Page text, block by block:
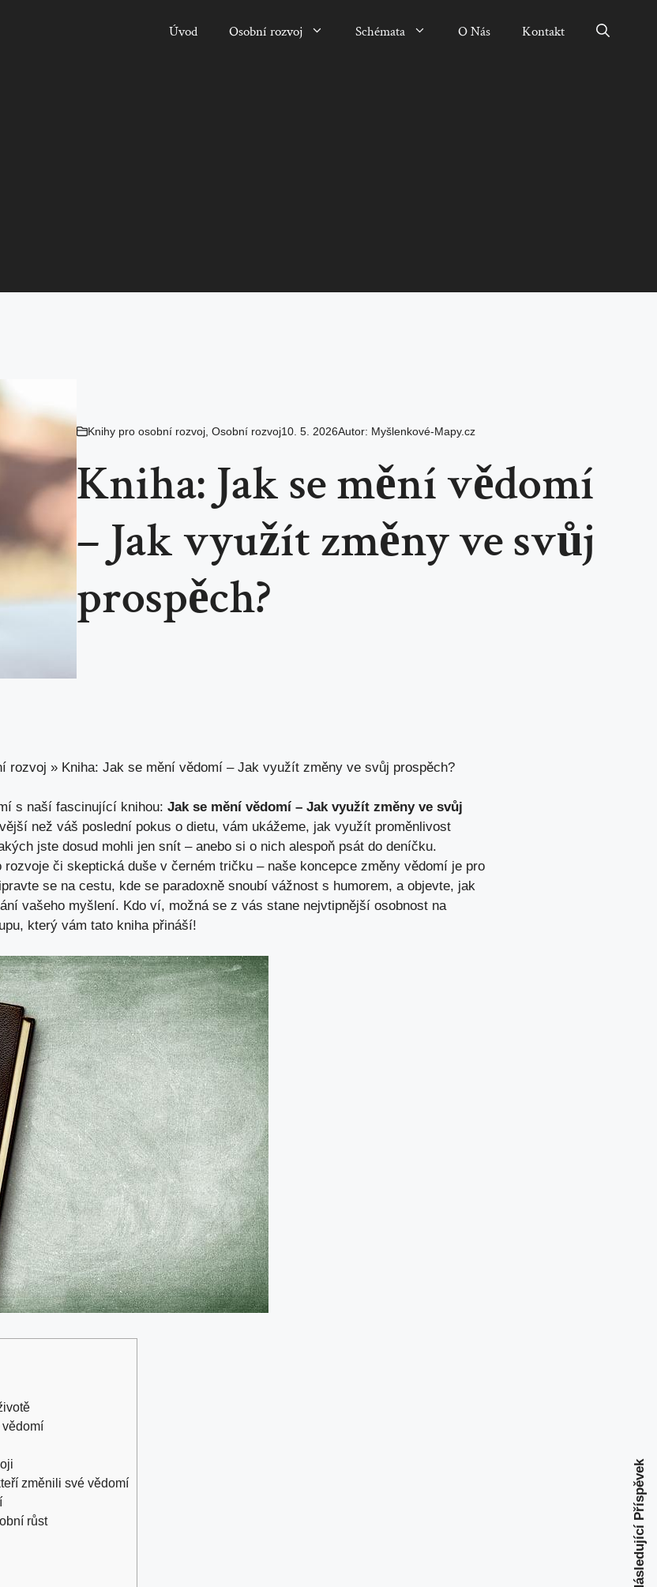
Úvod Osobní rozvoj Schémata O Nás Kontakt
Knihy pro osobní rozvoj, Osobní rozvoj10. 5. 2026Autor: Myšlenkové-Mapy.cz
Kniha: Jak se mění vědomí
– Jak využít změny ve svůj
prospěch?
rozvoj » Kniha: Jak se mění vědomí – Jak využít změny ve svůj prospěch?
s naší fascinující knihou: Jak se mění vědomí – Jak využít změny ve svůj
než váš poslední pokus o dietu, vám ukážeme, jak využít proměnlivost
jste dosud mohli jen snít – anebo si o nich alespoň psát do deníčku.
či skeptická duše v černém tričku – naše koncepce změny vědomí je pro
se na cestu, kde se paradoxně snoubí vážnost s humorem, a objevte, jak
vašeho myšlení. Kdo ví, možná se z vás stane nejvtipnější osobnost na
který vám tato kniha přináší!
změnili své vědomí
růst
Následující Příspěvek